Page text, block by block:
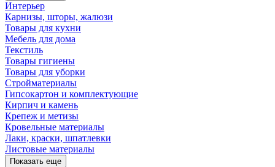
Интерьер
Карнизы, шторы, жалюзи
Товары для кухни
Мебель для дома
Текстиль
Товары гигиены
Товары для уборки
Стройматериалы
Гипсокартон и комплектующие
Кирпич и камень
Крепеж и метизы
Кровельные материалы
Лаки, краски, шпатлевки
Листовые материалы
Показать еще